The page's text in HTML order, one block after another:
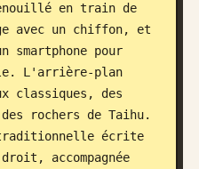
en train de
avec un chiffon, et
pour
L'arrière-plan
classiques, des
des rochers de Taihu.
écrite
accompagnée